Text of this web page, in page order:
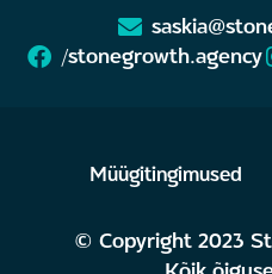
/stonegrowth.agency
© Copyright 2023
Müügitingimused